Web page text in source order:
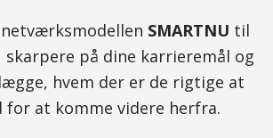
SMARTNU til
skarpere på dine karrieremål og
hvem der er de rigtige at
for at komme videre herfra.